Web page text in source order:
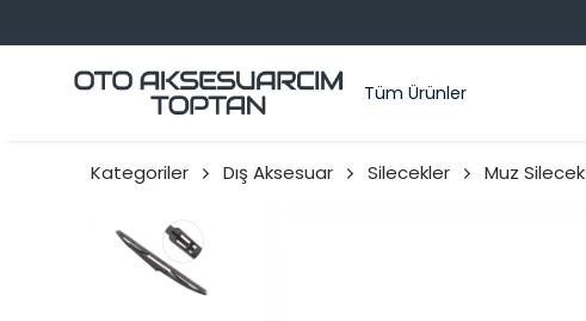
Tüm Ürünler
Kategoriler Dış Aksesuar Silecekler Muz Silecek